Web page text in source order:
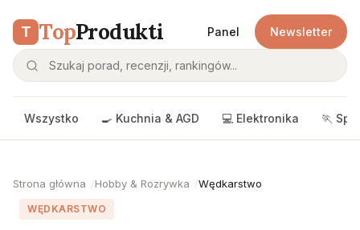
T TopProdukti Panel Newsletter
Wszystko 🍳 Kuchnia & AGD 💻 Elektronika 🏃
Strona główna Hobby & Rozrywka Wędkarstwo
WĘDKARSTWO